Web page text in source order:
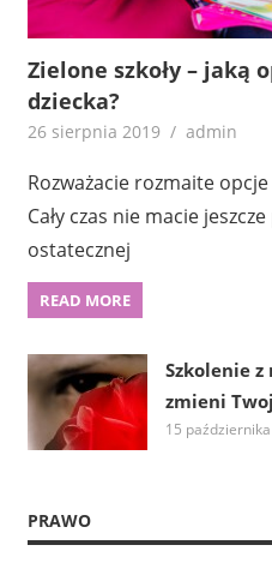
Zielone szkoły – jaką
dziecka?
26 sierpnia 2019 admin
Rozważacie rozmaite
Cały czas nie macie
ostatecznej
READ MORE
Szkolenie
zmieni
15
PRAWO